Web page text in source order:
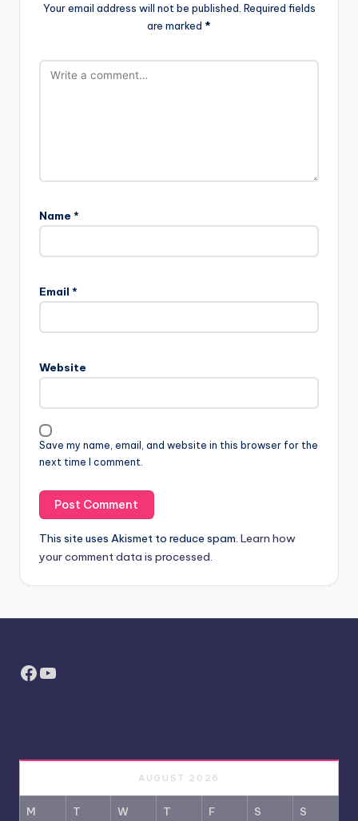
Your email address will not be published. Required fields
are marked *
Name *
Email *
Website
Save my name, email, and website in this browser for the
next time I comment.
This site uses Akismet to reduce spam. Learn how
your comment data is processed.
Facebook
YouTube
AUGUST 2026
M T W T F S S